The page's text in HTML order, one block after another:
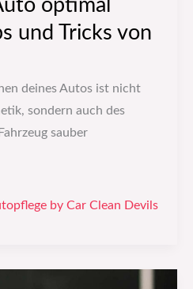
optimal
und Tricks von
deines Autos ist nicht
sondern auch des
sauber
by Car Clean Devils